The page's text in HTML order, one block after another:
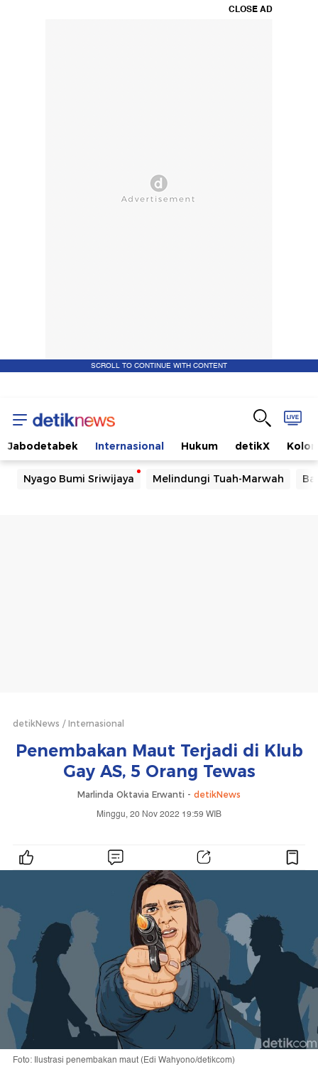
CLOSE AD
SCROLL TO CONTINUE WITH CONTENT
Jabodetabek Internasional Hukum detikX
Nyago Bumi Sriwijaya Melindungi Tuah-Marwah
detikNews Internasional
Penembakan Maut Terjadi di Klub
Gay AS, 5 Orang Tewas
Marlinda Oktavia Erwanti - detikNews
Minggu, 20 Nov 2022 19:59 WIB
Foto: Ilustrasi penembakan maut (Edi Wahyono/detikcom)